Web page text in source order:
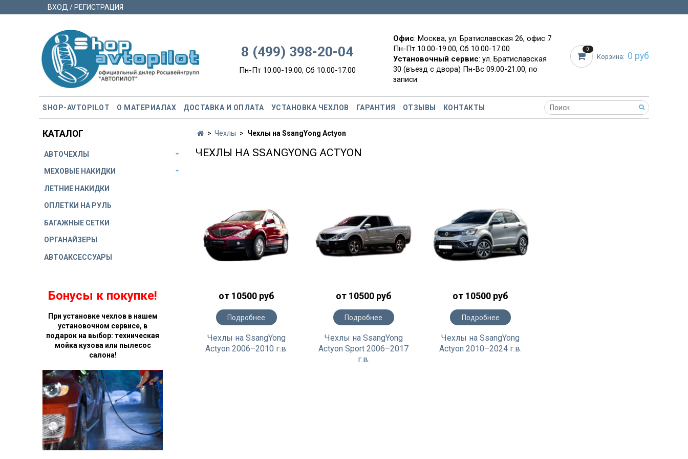
ВХОД / РЕГИСТРАЦИЯ
8 (499) 398-20-04
Пн-Пт 10.00-19.00, Сб 10.00-17.00
Офис: Москва, ул. Братиславская 26, офис 7
Пн-Пт 10.00-19.00, Сб 10.00-17.00
Установочный сервис: ул. Братиславская
30 (въезд с двора) Пн-Вс 09.00-21.00, по
записи
0
Корзина: 0 руб
SHOP-AVTOPILOT О МАТЕРИАЛАХ ДОСТАВКА И ОПЛАТА УСТАНОВКА ЧЕХЛОВ ГАРАНТИЯ ОТЗЫВЫ КОНТАКТЫ
Чехлы Чехлы на SsangYong Actyon
ЧЕХЛЫ НА SSANGYONG ACTYON
от 10500 руб
Подробнее
Чехлы на SsangYong
Actyon 2006–2010 г.в.
от 10500 руб
Подробнее
Чехлы на SsangYong
Actyon Sport 2006–2017
г.в.
от 10500 руб
Подробнее
Чехлы на SsangYong
Actyon 2010–2024 г.в.
КАТАЛОГ
АВТОЧЕХЛЫ
МЕХОВЫЕ НАКИДКИ
ЛЕТНИЕ НАКИДКИ
ОПЛЕТКИ НА РУЛЬ
БАГАЖНЫЕ СЕТКИ
ОРГАНАЙЗЕРЫ
АВТОАКСЕССУАРЫ
Бонусы к покупке!
При установке чехлов в нашем
установочном сервисе, в
подарок на выбор: техническая
мойка кузова или пылесос
салона!